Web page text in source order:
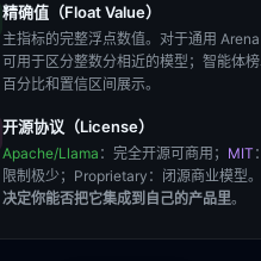
精确值（Float Value）
主指标的完整浮点数值。对于通用
可用于区分整数分相近的模型；智能体
百分比和置信区间展示。
开源协议（License）
Apache/Llama ：完全开源可商用； MIT
限制极少； Proprietary ：闭源商业模型。
决定你能否把它集成到自己的产品里。